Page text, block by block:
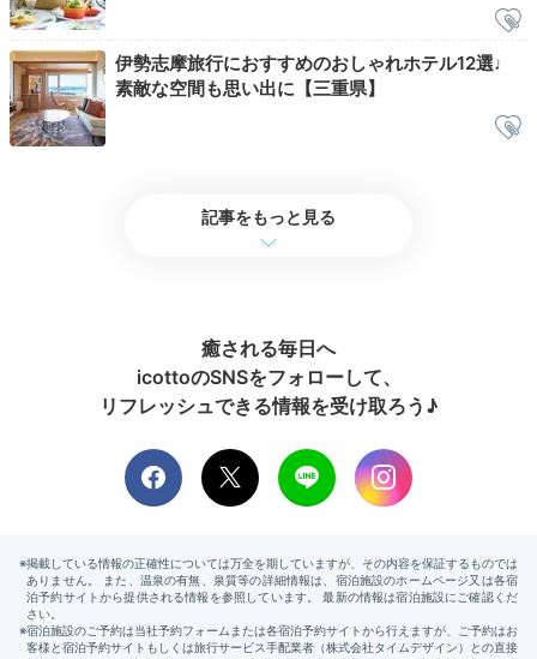
潮騒の湯
大浴場「恵みの湯」にあるのは、源泉の「潮騒の湯」、
露天風呂の「合歓の木湯」、パールオーロラ風呂の「真
珠の湯」。真珠の湯は、
清潔感漂う素敵な空間でした！パールオーロラ風呂はピカピカつる
つるで、思わず長風呂してしまいました♡ミキモトの化粧品が置か
2日目
伊勢志摩旅行におすすめのおしゃれホテル12選♩
素敵な空間も思い出に【三重県】
記事をもっと見る
癒される毎日へ
icottoのSNSをフォローして、
リフレッシュできる情報を受け取ろう♪